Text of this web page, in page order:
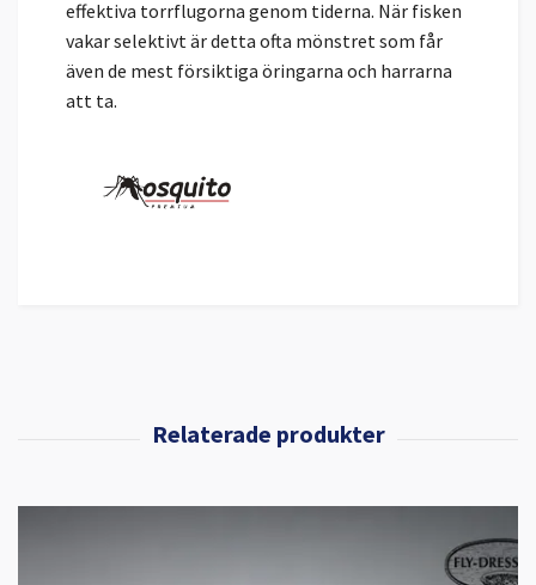
effektiva torrflugorna genom tiderna. När fisken
vakar selektivt är detta ofta mönstret som får
även de mest försiktiga öringarna och harrarna
att ta.